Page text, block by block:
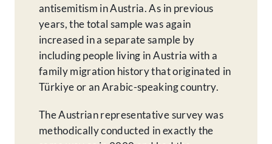
antisemitism in Austria. As in previous
years, the total sample was again
increased in a separate sample by
including people living in Austria with a
family migration history that originated in
Türkiye or an Arabic-speaking country.
The Austrian representative survey was
methodically conducted in exactly the